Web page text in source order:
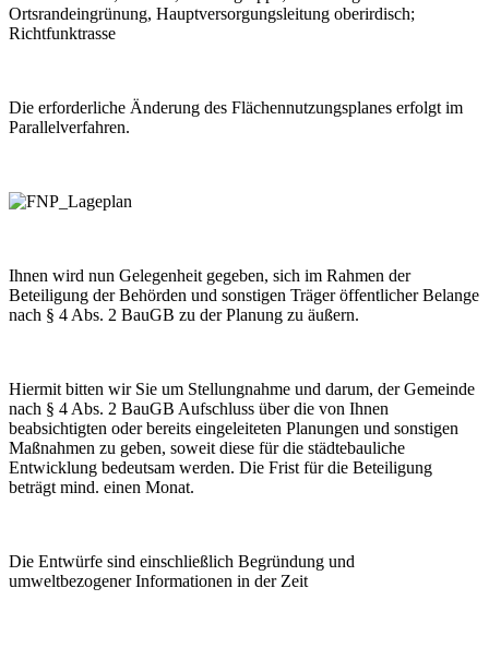
Ortsrandeingrünung, Hauptversorgungsleitung oberirdisch;
Richtfunktrasse
Die erforderliche Änderung des Flächennutzungsplanes erfolgt im
Parallelverfahren.
Ihnen wird nun Gelegenheit gegeben, sich im Rahmen der
Beteiligung der Behörden und sonstigen Träger öffentlicher Belange
nach § 4 Abs. 2 BauGB zu der Planung zu äußern.
Hiermit bitten wir Sie um Stellungnahme und darum, der Gemeinde
nach § 4 Abs. 2 BauGB Aufschluss über die von Ihnen
beabsichtigten oder bereits eingeleiteten Planungen und sonstigen
Maßnahmen zu geben, soweit diese für die städtebauliche
Entwicklung bedeutsam werden. Die Frist für die Beteiligung
beträgt mind. einen Monat.
Die Entwürfe sind einschließlich Begründung und
umweltbezogener Informationen in der Zeit